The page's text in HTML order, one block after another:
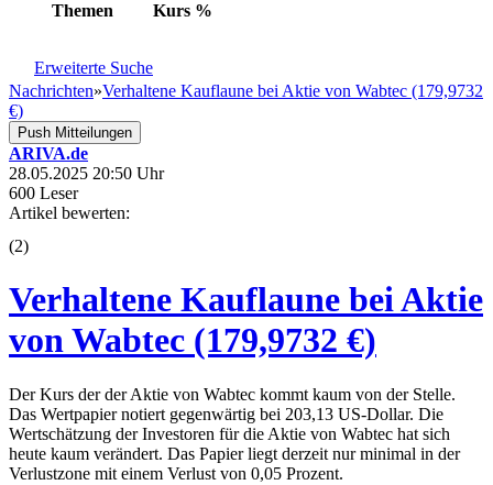
Themen Kurs %
Erweiterte Suche
Nachrichten»Verhaltene Kauflaune bei Aktie von Wabtec (179,9732
€)
Push Mitteilungen
ARIVA.de
28.05.2025 20:50 Uhr
600 Leser
Artikel bewerten:
(2)
Verhaltene Kauflaune bei Aktie
von Wabtec (179,9732 €)
Der Kurs der der Aktie von Wabtec kommt kaum von der Stelle.
Das Wertpapier notiert gegenwärtig bei 203,13 US-Dollar. Die
Wertschätzung der Investoren für die Aktie von Wabtec hat sich
heute kaum verändert. Das Papier liegt derzeit nur minimal in der
Verlustzone mit einem Verlust von 0,05 Prozent.